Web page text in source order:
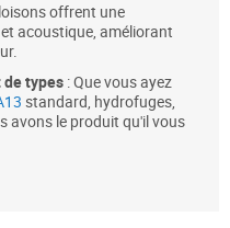
offrent une
acoustique, améliorant
de types : Que vous ayez
standard, hydrofuges,
avons le produit qu'il vous